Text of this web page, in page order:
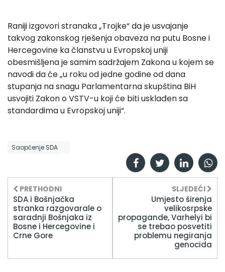
Raniji izgovori stranaka „Trojke“ da je usvajanje
takvog zakonskog rješenja obaveza na putu Bosne i
Hercegovine ka članstvu u Evropskoj uniji
obesmišljena je samim sadržajem Zakona u kojem se
navodi da će „u roku od jedne godine od dana
stupanja na snagu Parlamentarna skupština BiH
usvojiti Zakon o VSTV-u koji će biti usklađen sa
standardima u Evropskoj uniji“.
Saopćenje SDA
PRETHODNI
SDA i Bošnjačka
stranka razgovarale o
saradnji Bošnjaka iz
Bosne i Hercegovine i
Crne Gore
SLJEDEĆI
Umjesto širenja
velikosrpske
propagande, Varhelyi bi
se trebao posvetiti
problemu negiranja
genocida